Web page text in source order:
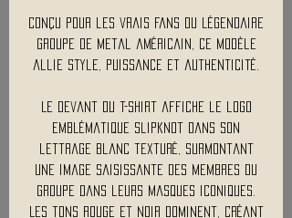
Conçu pour les vrais fans du légendaire
groupe de metal américain, ce modèle
allie style, puissance et authenticité.
Le devant du t-shirt affiche le logo
emblématique Slipknot dans son
lettrage blanc texturé, surmontant
une image saisissante des membres du
groupe dans leurs masques iconiques.
Les tons rouge et noir dominent, créant